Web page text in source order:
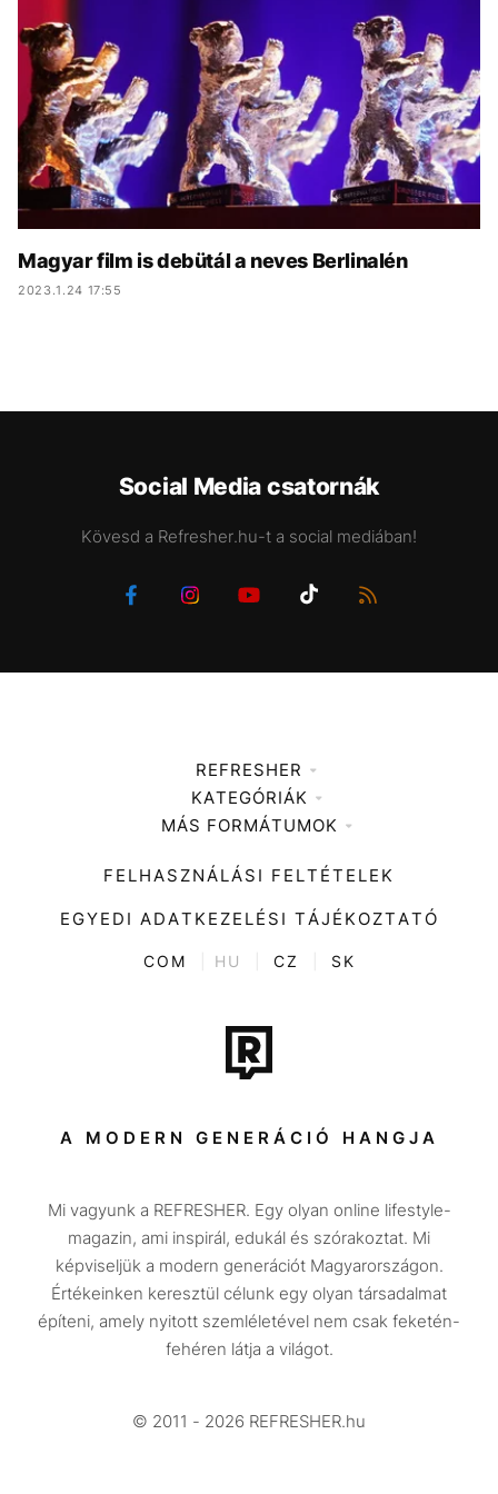
ÉLETMÓD DESIGN
BESZÉLGETÉSEK ARCOK
VIDEÓ TÖRTÉNETEK
GASZTRO
Magyar film is debütál a neves Berlinalén
2023.1.24 17:55
Social Media csatornák
Kövesd a Refresher.hu-t a social mediában!
REFRESHER
Médiaajánlat
KATEGÓRIÁK
Zene
Divat
Kultúra
ENTR
Tech-Tudomány
Sport
Társadalom
Utazás
Életmód
Design
Beszélgetések
Videó
MÁS FORMÁTUMOK
FELHASZNÁLÁSI FELTÉTELEK
EGYEDI ADATKEZELÉSI TÁJÉKOZTATÓ
COM HU CZ SK
A MODERN GENERÁCIÓ HANGJA
Mi vagyunk a REFRESHER. Egy olyan online lifestyle-
magazin, ami inspirál, edukál és szórakoztat. Mi
képviseljük a modern generációt Magyarországon.
Értékeinken keresztül célunk egy olyan társadalmat
építeni, amely nyitott szemléletével nem csak feketén-
fehéren látja a világot.
© 2011 - 2026 REFRESHER.hu